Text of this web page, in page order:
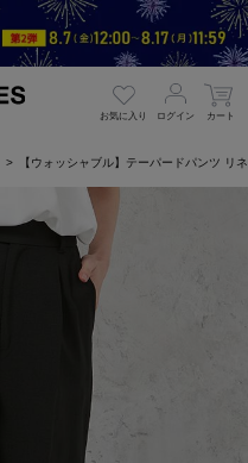
お気に入り ログイン カート
【ウォッシャブル】テーパードパンツ リ